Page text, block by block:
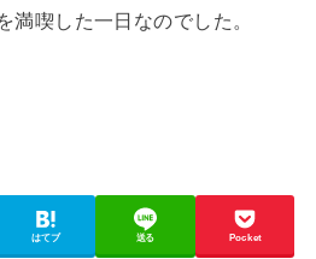
満喫した一日なのでした。
はてブ 送る Pocket